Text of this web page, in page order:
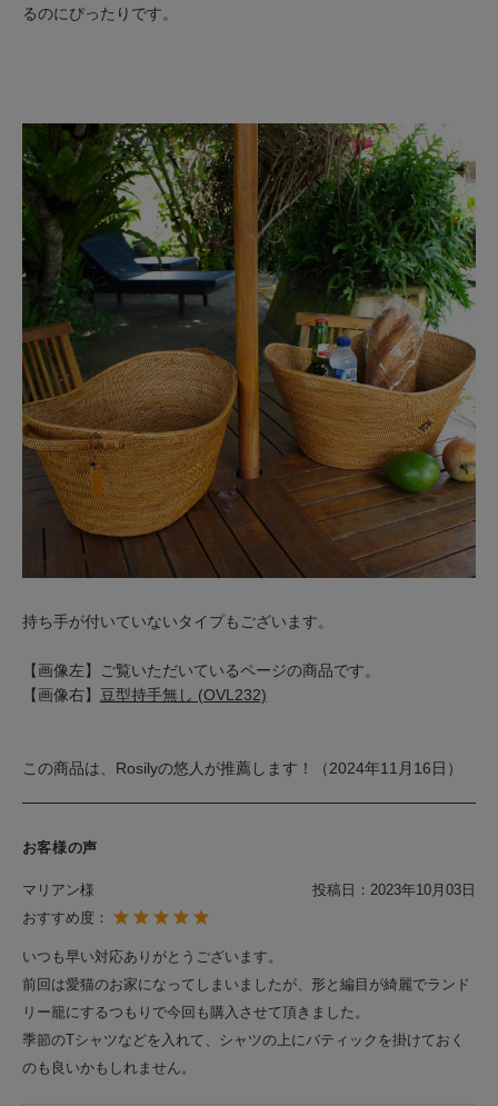
るのにぴったりです。
持ち手が付いていないタイプもございます。
【画像左】ご覧いただいているページの商品です。
【画像右】 豆型持手無し (OVL232)
この商品は、Rosilyの悠人が推薦します！（2024年11月16日）
お客様の声
マリアン様 投稿日： 2023年10月03日
おすすめ度：
いつも早い対応ありがとうございます。
前回は愛猫のお家になってしまいましたが、形と編目が綺麗でランド
リー籠にするつもりで今回も購入させて頂きました。
季節のTシャツなどを入れて、シャツの上にバティックを掛けておく
のも良いかもしれません。